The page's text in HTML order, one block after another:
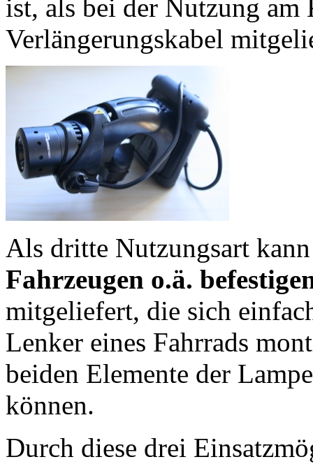
ist, als bei der Nutzung
Verlängerungskabel
Als dritte Nutzungsart
Fahrzeugen o.ä.
mitgeliefert, die sich
Lenker eines Fahrrads
beiden Elemente der
können.
Durch diese drei